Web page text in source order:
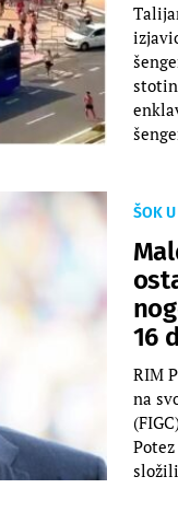
ŠOK U
16
RIM
na